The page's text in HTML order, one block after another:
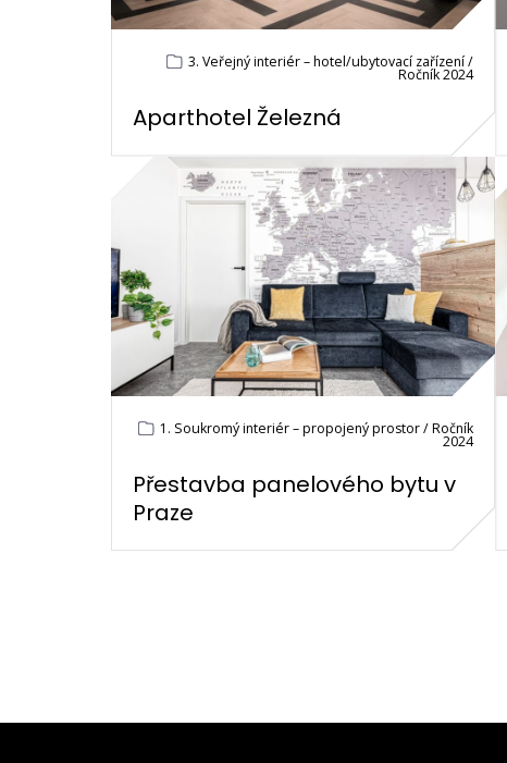
3. Veřejný interiér – hotel/ubytovací zařízení /
Ročník 2024
Aparthotel Železná
1. Soukromý interiér – propojený prostor / Ročník
2024
Přestavba panelového bytu v
Praze